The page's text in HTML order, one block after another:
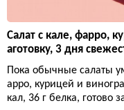
Салат с кале, фарро,
аготовку, 3 дня
Пока обычные салаты
арро, курицей и
кал, 36 г белка, готово